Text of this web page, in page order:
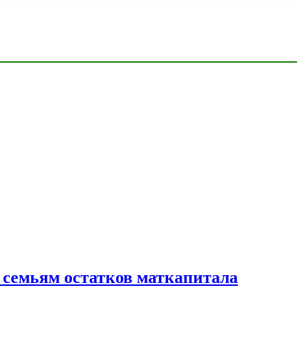
остатков маткапитала